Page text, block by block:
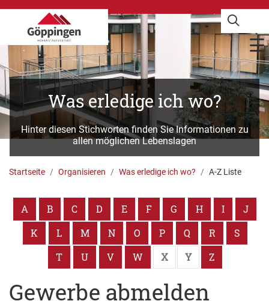
Was erledige ich wo?
Hinter diesen Stichworten finden Sie Informationen zu
allen möglichen Lebenslagen
Startseite Organisieren Was erledige ich wo? A-Z Liste
A B C D E F G H I
J
K
L M N O P Q R
S
T
U V W X Y Z
Gewerbe abmelden